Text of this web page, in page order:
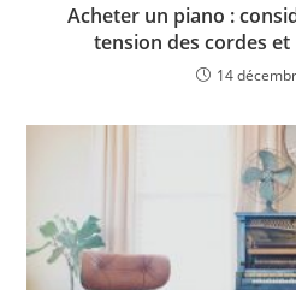
Acheter un piano :
tension des cordes
14